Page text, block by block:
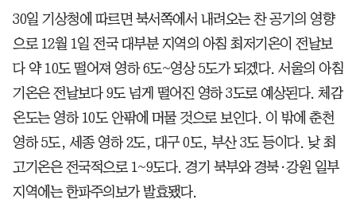
30일 기상청에 따르면 북서쪽에서 내려오는 찬 공기의 영향
으로 12월 1일 전국 대부분 지역의 아침 최저기온이 전날보
다 약 10도 떨어져 영하 6도~영상 5도가 되겠다. 서울의 아침
기온은 전날보다 9도 넘게 떨어진 영하 3도로 예상된다. 체감
온도는 영하 10도 안팎에 머물 것으로 보인다. 이 밖에 춘천
영하 5도, 세종 영하 2도, 대구 0도, 부산 3도 등이다. 낮 최
고기온은 전국적으로 1~9도다. 경기 북부와 경북·강원 일부
지역에는 한파주의보가 발효됐다.